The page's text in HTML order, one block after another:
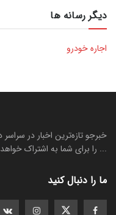
دیگر رسانه ها
اجاره خودرو
خبرجو تازه‌ترین اخبار در
... را برای شما به اشتراک
ما را دنبال کنید